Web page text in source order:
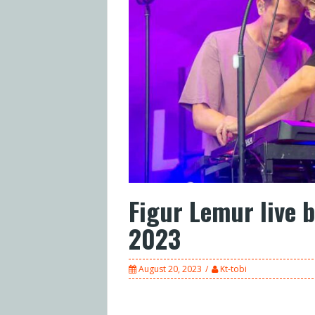
Figur Lemur live
2023
August 20, 2023 Kt-tobi